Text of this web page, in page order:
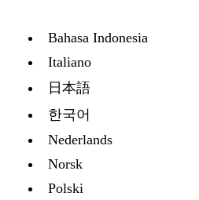
Bahasa Indonesia
Italiano
日本語
한국어
Nederlands
Norsk
Polski